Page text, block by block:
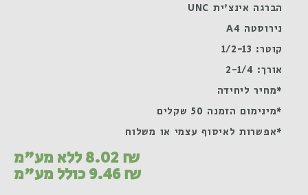
הברגה אינצ'ית UNC
נירוסטה A4
קוטר: 1/2-13
אורך: 2-1/4
*מחיר ליחידה
*מינימום הזמנה 50 שקלים
*אפשרות לאיסוף עצמי או משלוח
8.02₪ ללא מע"מ
9.46₪ כולל מע"מ